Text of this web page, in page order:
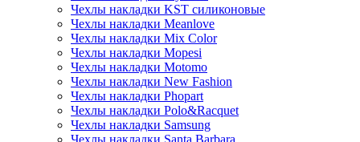
Чехлы накладки KST силиконовые
Чехлы накладки Meanlove
Чехлы накладки Mix Color
Чехлы накладки Mopesi
Чехлы накладки Motomo
Чехлы накладки New Fashion
Чехлы накладки Phopart
Чехлы накладки Polo&Racquet
Чехлы накладки Samsung
Чехлы накладки Santa Barbara